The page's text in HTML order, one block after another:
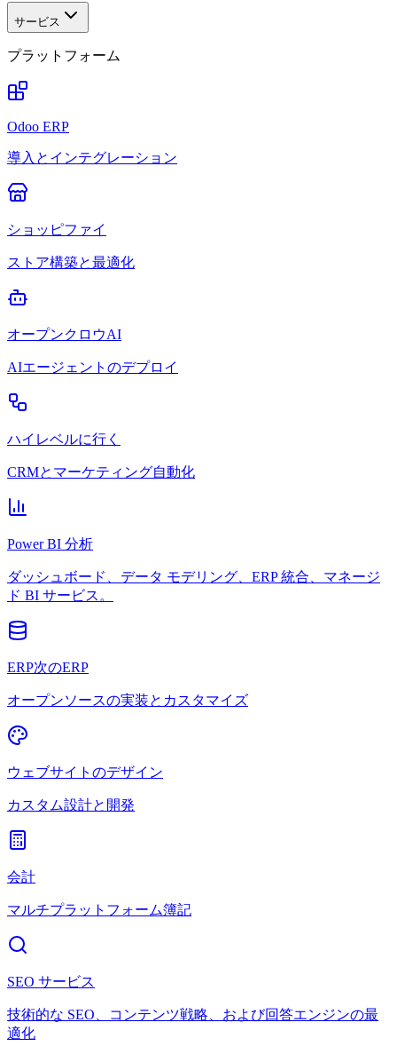
サービス
プラットフォーム
Odoo ERP
導入とインテグレーション
ショッピファイ
ストア構築と最適化
オープンクロウAI
AIエージェントのデプロイ
ハイレベルに行く
CRMとマーケティング自動化
Power BI 分析
ダッシュボード、データ モデリング、ERP 統合、マネージ
ド BI サービス。
ERP次のERP
オープンソースの実装とカスタマイズ
ウェブサイトのデザイン
カスタム設計と開発
会計
マルチプラットフォーム簿記
SEO サービス
技術的な SEO、コンテンツ戦略、および回答エンジンの最
適化